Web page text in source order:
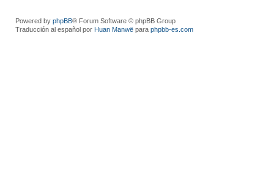
Powered by phpBB® Forum Software © phpBB Group
Traducción al español por Huan Manwë para phpbb-es.com